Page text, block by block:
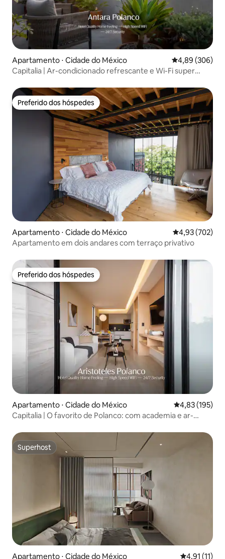
Apartamento ⋅ Cidade do México 4,89 de uma
4,89 (306)
Capitalia | Ar-condicionado refrescante e Wi-Fi super
Preferido dos hóspedes
Preferido dos hóspedes
Apartamento ⋅ Cidade do México 4,93 de uma
4,93 (702)
Apartamento em dois andares com terraço privativo
Preferido dos hóspedes
Preferido dos hóspedes
Apartamento ⋅ Cidade do México 4,83 de uma
4,83 (195)
Capitalia | O favorito de Polanco: com academia e ar-
Superhost
Superhost
Apartamento ⋅ Cidade do México 4,91 de uma
4,91 (11)